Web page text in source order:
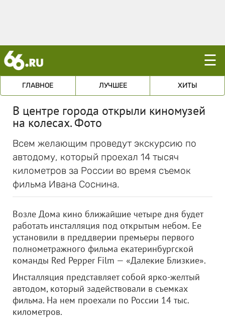
☰
ГЛАВНОЕ ЛУЧШЕЕ ХИТЫ
В центре города открыли киномузей
на колесах. Фото
Всем желающим проведут экскурсию по
автодому, который проехал 14 тысяч
километров за России во время съемок
фильма Ивана Соснина.
Возле Дома кино ближайшие четыре дня будет
работать инсталляция под открытым небом. Ее
установили в преддверии премьеры первого
полнометражного фильма екатеринбургской
команды Red Pepper Film — «Далекие Близкие».
Инсталляция представляет собой ярко-желтый
автодом, который задействовали в съемках
фильма. На нем проехали по России 14 тыс.
километров.